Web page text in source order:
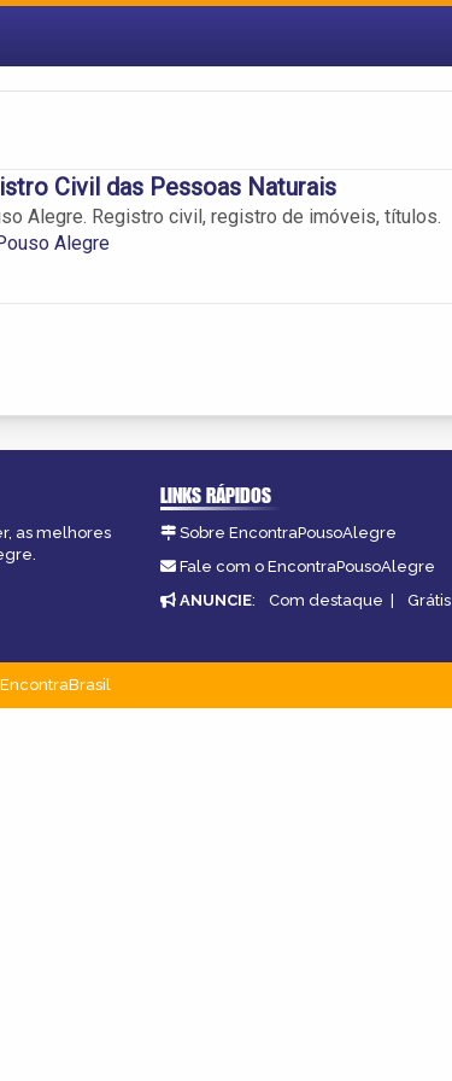
Civil das Pessoas Naturais
Alegre. Registro civil, registro de imóveis, títulos.
Alegre
as melhores
LINKS RÁPIDOS
Sobre EncontraPousoAlegre
Fale com o EncontraPousoAlegre
ANUNCIE: Com destaque | Grátis